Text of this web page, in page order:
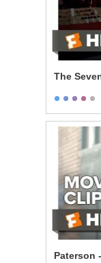
The
Paterson